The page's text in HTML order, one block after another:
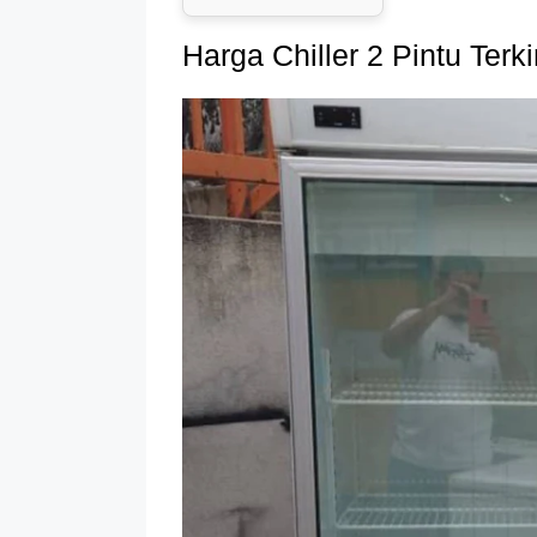
Harga Chiller 2 Pintu